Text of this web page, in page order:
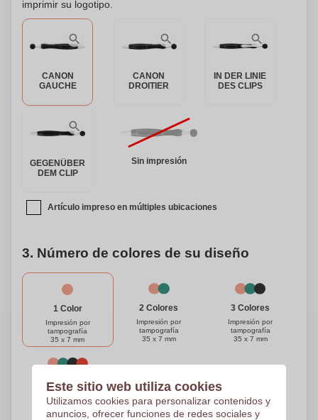
estilo como la funcionalidad. ¡Mejora tu experiencia de
escritura con este elegante bolígrafo hoy!
imprimir su logotipo.
CANON
GAUCHE
CANON
DROITIER
IN DER LINIE
DES CLIPS
GEGENÜBER
DEM CLIP
Sin impresión
Artículo impreso en múltiples ubicaciones
3. Número de colores de su diseño
1 Color
Impresión por
tampografía
35 x 7 mm
2 Colores
Impresión por
tampografía
35 x 7 mm
3 Colores
Impresión por
tampografía
35 x 7 mm
4 Colores
Impresión por
tampografía
35 x 7 mm
Este sitio web utiliza cookies
Utilizamos cookies para personalizar contenidos y
anuncios, ofrecer funciones de redes sociales y